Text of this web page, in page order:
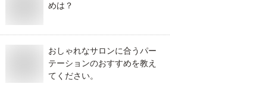
めは？
おしゃれなサロンに合うパー
テーションのおすすめを教え
てください。